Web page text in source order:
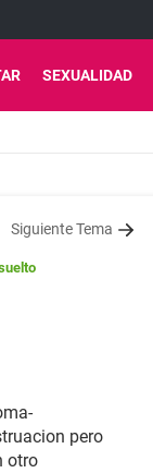
SEXUALIDAD
Siguiente Tema
pero
otro